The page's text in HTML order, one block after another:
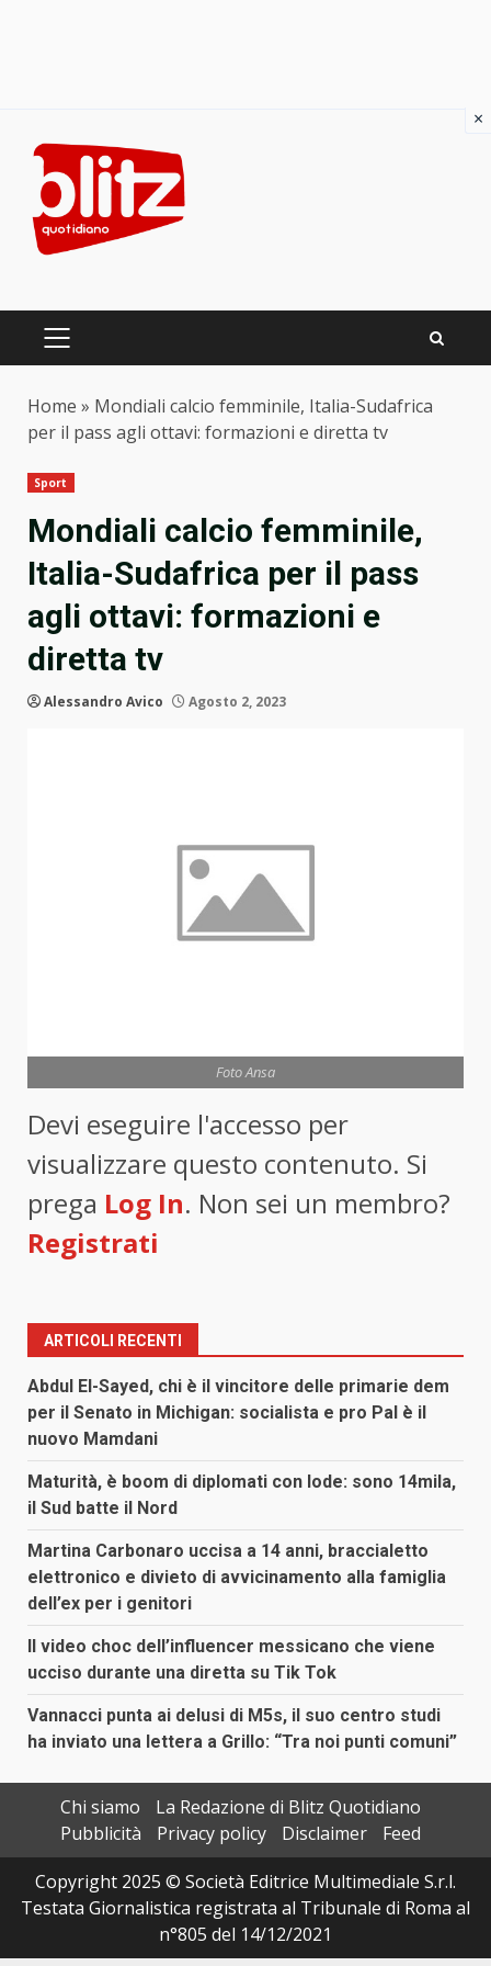
content
PRIMARY
Home » Mondiali calcio femminile, Italia-Sudafrica
per il pass agli ottavi: formazioni e diretta tv
Sport
Mondiali calcio femminile,
Italia-Sudafrica per il pass
agli ottavi: formazioni e
diretta tv
Alessandro Avico Agosto 2, 2023
Foto Ansa
Devi eseguire l'accesso per
visualizzare questo contenuto. Si
prega Log In. Non sei un membro?
Registrati
ARTICOLI RECENTI
Abdul El-Sayed, chi è il vincitore delle primarie dem
per il Senato in Michigan: socialista e pro Pal è il
nuovo Mamdani
Maturità, è boom di diplomati con lode: sono 14mila,
il Sud batte il Nord
Martina Carbonaro uccisa a 14 anni, braccialetto
elettronico e divieto di avvicinamento alla famiglia
dell’ex per i genitori
Il video choc dell’influencer messicano che viene
ucciso durante una diretta su Tik Tok
Vannacci punta ai delusi di M5s, il suo centro studi
ha inviato una lettera a Grillo: “Tra noi punti comuni”
Chi siamo
La Redazione di Blitz Quotidiano
Pubblicità
Privacy policy Disclaimer
Feed
Copyright 2025 © Società Editrice Multimediale S.r.l.
Testata Giornalistica registrata al Tribunale di Roma al
n°805 del 14/12/2021
×